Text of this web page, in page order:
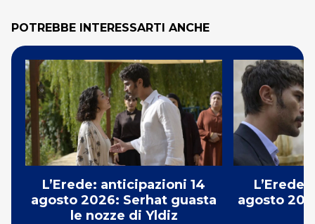
POTREBBE INTERESSARTI ANCHE
L’Erede: anticipazioni 14
agosto 2026: Serhat guasta
le nozze di Yldiz
agosto